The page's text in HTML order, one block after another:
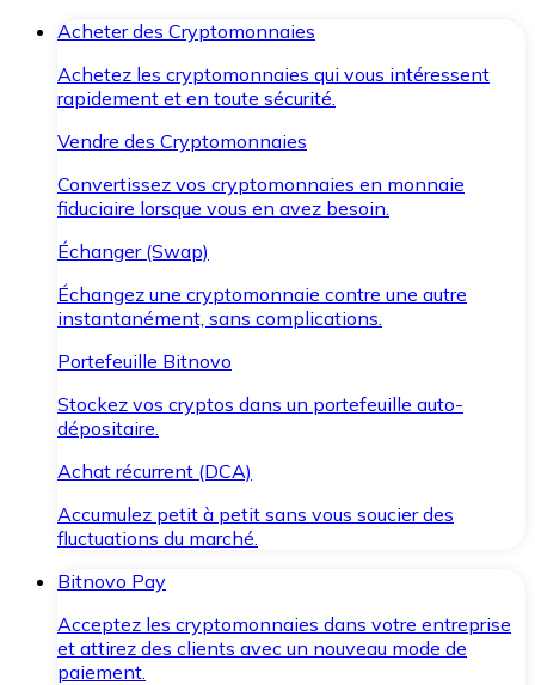
Acheter des Cryptomonnaies
Achetez les cryptomonnaies qui vous intéressent
rapidement et en toute sécurité.
Vendre des Cryptomonnaies
Convertissez vos cryptomonnaies en monnaie
fiduciaire lorsque vous en avez besoin.
Échanger (Swap)
Échangez une cryptomonnaie contre une autre
instantanément, sans complications.
Portefeuille Bitnovo
Stockez vos cryptos dans un portefeuille auto-
dépositaire.
Achat récurrent (DCA)
Accumulez petit à petit sans vous soucier des
fluctuations du marché.
Bitnovo Pay
Acceptez les cryptomonnaies dans votre entreprise
et attirez des clients avec un nouveau mode de
paiement.